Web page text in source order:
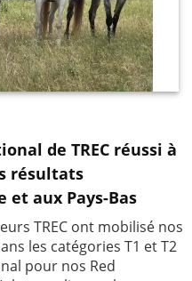
de TREC réussi à
résultats
aux Pays-Bas
TREC ont mobilisé nos
les catégories T1 et T2
pour nos Red